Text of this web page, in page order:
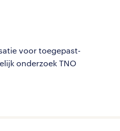
voor toegepast-
onderzoek TNO